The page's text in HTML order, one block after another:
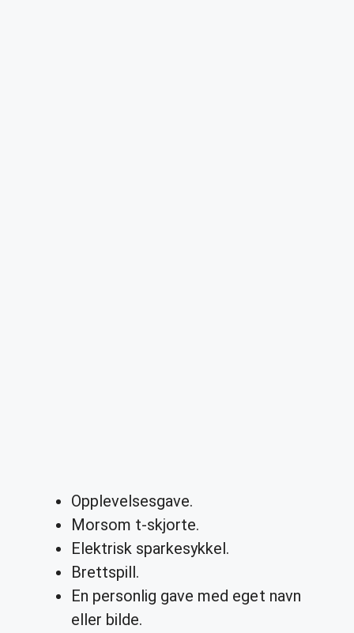
Opplevelsesgave.
Morsom t-skjorte.
Elektrisk sparkesykkel.
Brettspill.
En personlig gave med eget navn
eller bilde.